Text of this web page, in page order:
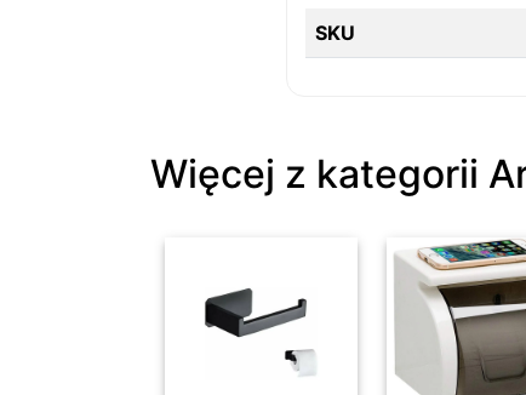
SKU
Więcej z kategorii